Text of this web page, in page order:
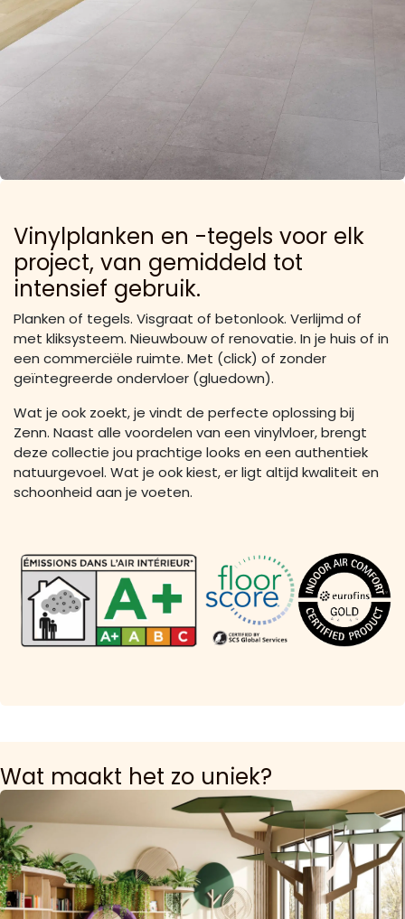
Vinylplanken en -tegels voor elk
project, van gemiddeld tot
intensief gebruik.
Planken of tegels. Visgraat of betonlook. Verlijmd of
met kliksysteem. Nieuwbouw of renovatie. In je huis of in
een commerciële ruimte. Met (click) of zonder
geïntegreerde ondervloer (gluedown).
Wat je ook zoekt, je vindt de perfecte oplossing bij
Zenn. Naast alle voordelen van een vinylvloer, brengt
deze collectie jou prachtige looks en een authentiek
natuurgevoel. Wat je ook kiest, er ligt altijd kwaliteit en
schoonheid aan je voeten.
Wat maakt het zo uniek?